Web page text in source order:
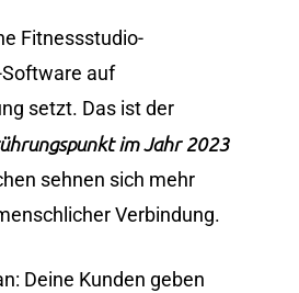
Fitnessstudio-
auf
setzt. Das ist der
im Jahr 2023
sehnen sich mehr
Verbindung.
Deine Kunden geben